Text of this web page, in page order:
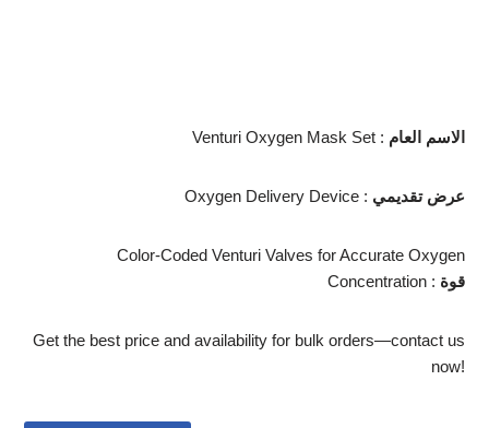
Venturi Oxygen Mask Set : الاسم العام
Oxygen Delivery Device : عرض تقديمي
Color-Coded Venturi Valves for Accurate Oxygen
Concentration : قوة
Get the best price and availability for bulk orders—contact us
now!